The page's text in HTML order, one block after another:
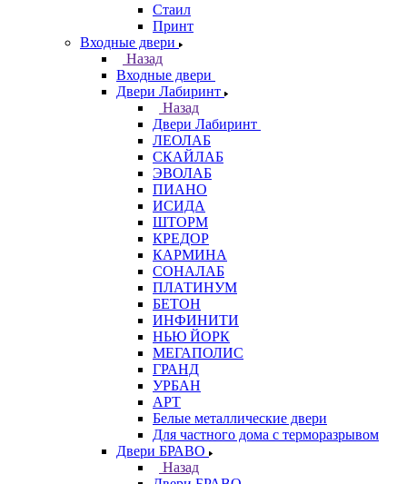
Стаил
Принт
Входные двери
Назад
Входные двери
Двери Лабиринт
Назад
Двери Лабиринт
ЛЕОЛАБ
СКАЙЛАБ
ЭВОЛАБ
ПИАНО
ИСИДА
ШТОРМ
КРЕДОР
КАРМИНА
СОНАЛАБ
ПЛАТИНУМ
БЕТОН
ИНФИНИТИ
НЬЮ ЙОРК
МЕГАПОЛИС
ГРАНД
УРБАН
АРТ
Белые металлические двери
Для частного дома с терморазрывом
Двери БРАВО
Назад